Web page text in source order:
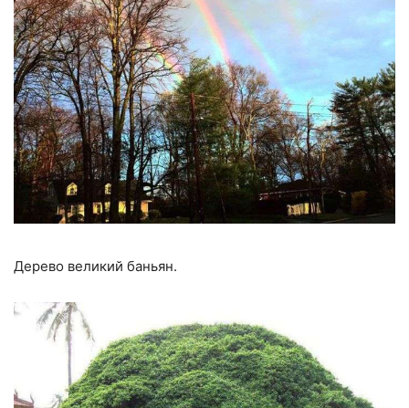
Дерево великий баньян.